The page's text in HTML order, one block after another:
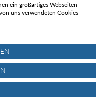
Wetter & Lawinenlage
ein großartiges Webseiten-
uns verwendeten Cookies